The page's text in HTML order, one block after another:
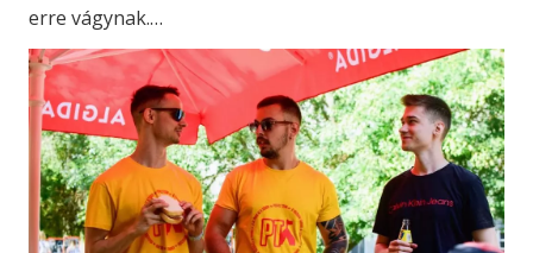
erre vágynak.…